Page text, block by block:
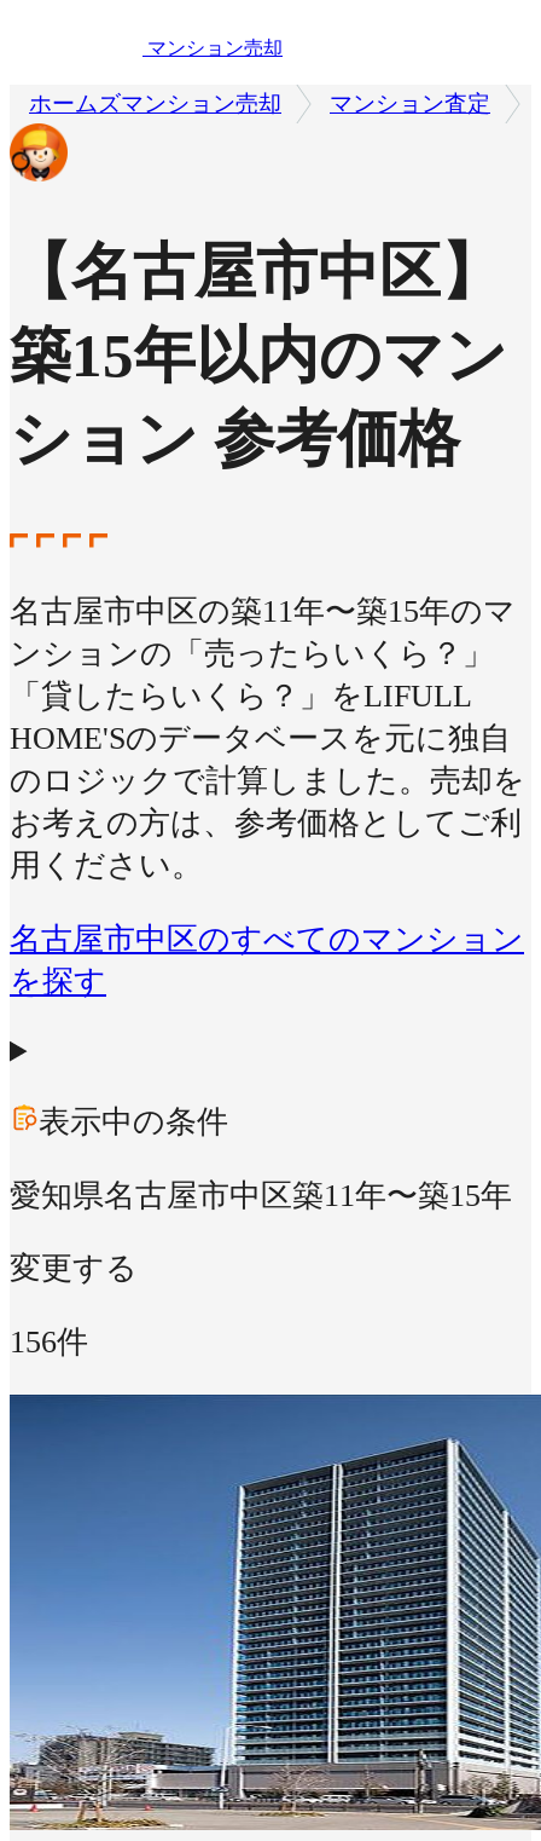
マンション売却
ホームズマンション売却 マンション査定
【名古屋市中区】
築15年以内のマン
ション 参考価格
名古屋市中区の築11年〜築15年のマ
ンションの「売ったらいくら？」
「貸したらいくら？」をLIFULL
HOME'Sのデータベースを元に独自
のロジックで計算しました。売却を
お考えの方は、参考価格としてご利
用ください。
名古屋市中区のすべてのマンション
を探す
表示中の条件
愛知県名古屋市中区築11年〜築15年
変更する
156件